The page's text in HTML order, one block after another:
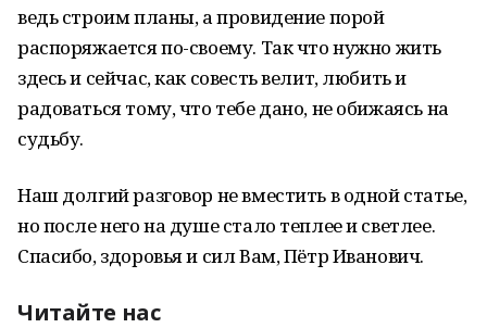
ведь строим планы, а провидение порой
распоряжается по-своему. Так что нужно жить
здесь и сейчас, как совесть велит, любить и
радоваться тому, что тебе дано, не обижаясь на
судьбу.
Наш долгий разговор не вместить в одной статье,
но после него на душе стало теплее и светлее.
Спасибо, здоровья и сил Вам, Пётр Иванович.
Читайте нас